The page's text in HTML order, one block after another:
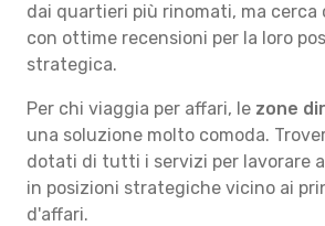
dai quartieri più rinomati, ma cerca
con ottime recensioni per la loro
strategica.
Per chi viaggia per affari, le zone
una soluzione molto comoda.
dotati di tutti i servizi per lavorare
in posizioni strategiche vicino ai
d'affari.